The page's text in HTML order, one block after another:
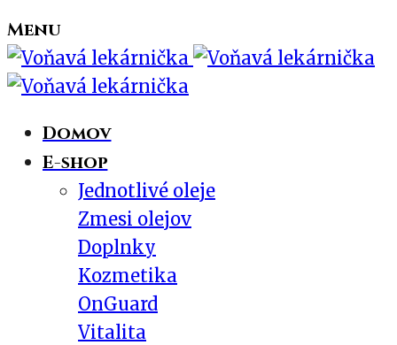
Menu
Domov
E-shop
Jednotlivé oleje
Zmesi olejov
Doplnky
Kozmetika
OnGuard
Vitalita